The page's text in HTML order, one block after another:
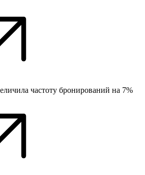
частоту бронирований на 7%